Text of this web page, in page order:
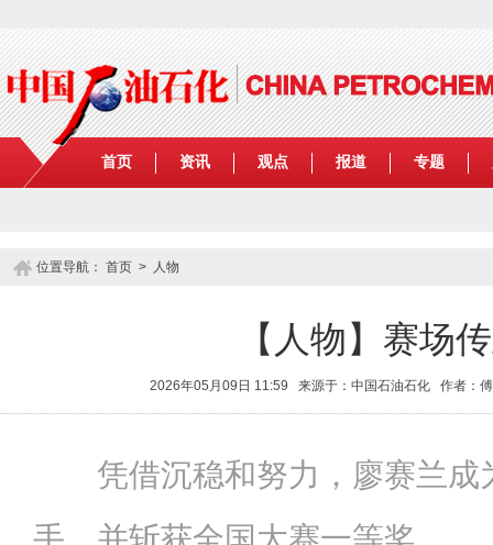
首页 资讯 观点 报道 专题
位置导航： 首页 > 人物
【人物】赛场
2026年05月09日 11:59 来源于：中国石油石化 作者：
凭借沉稳和努力，廖赛兰成